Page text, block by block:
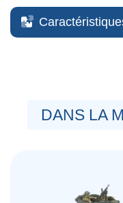
DANS LA